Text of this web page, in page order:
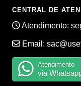
CENTRAL DE
Atendimento:
Email:
Atendimento
via